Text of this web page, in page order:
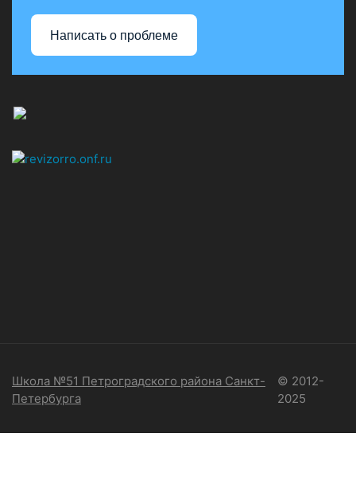
Написать о проблеме
Школа №51 Петроградского района Санкт-
Петербурга
© 2012-
2025